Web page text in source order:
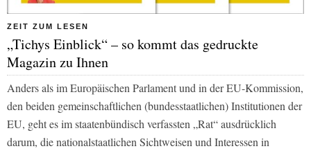
ZEIT ZUM LESEN
„Tichys Einblick“ – so kommt das gedruckte
Magazin zu Ihnen
Anders als im Europäischen Parlament und in der EU-Kommission,
den beiden gemeinschaftlichen (bundesstaatlichen) Institutionen der
EU, geht es im staatenbündisch verfassten „Rat“ ausdrücklich
darum, die nationalstaatlichen Sichtweisen und Interessen in